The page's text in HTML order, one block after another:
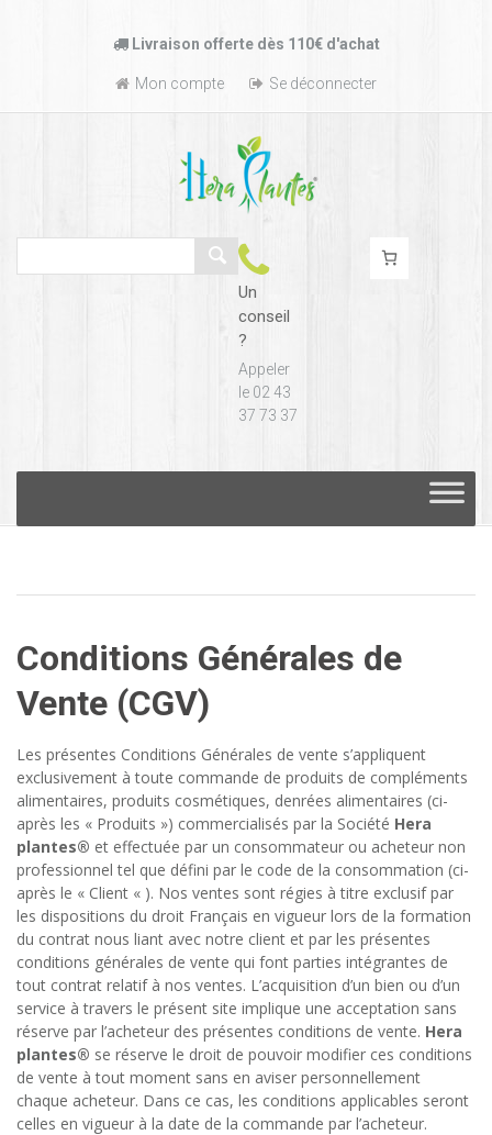
au
Livraison offerte dès 110€ d'achat
Mon compte Se déconnecter
Un
conseil
?
Appeler
le 02 43
37 73 37
contenu
Conditions Générales de
Vente (CGV)
Les présentes Conditions Générales de vente s’appliquent
exclusivement à toute commande de produits de compléments
alimentaires, produits cosmétiques, denrées alimentaires (ci-
après les « Produits ») commercialisés par la Société Hera
plantes® et effectuée par un consommateur ou acheteur non
professionnel tel que défini par le code de la consommation (ci-
après le « Client « ). Nos ventes sont régies à titre exclusif par
les dispositions du droit Français en vigueur lors de la formation
du contrat nous liant avec notre client et par les présentes
conditions générales de vente qui font parties intégrantes de
tout contrat relatif à nos ventes. L’acquisition d’un bien ou d’un
service à travers le présent site implique une acceptation sans
réserve par l’acheteur des présentes conditions de vente. Hera
plantes® se réserve le droit de pouvoir modifier ces conditions
de vente à tout moment sans en aviser personnellement
chaque acheteur. Dans ce cas, les conditions applicables seront
celles en vigueur à la date de la commande par l’acheteur.